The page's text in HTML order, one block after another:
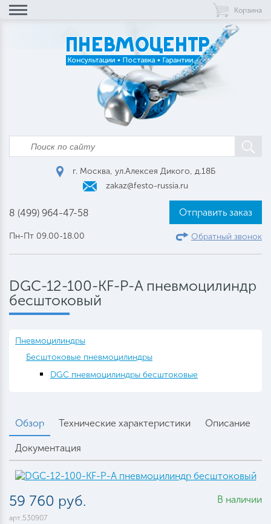
Корзина
г. Москва, ул.Алексея Дикого, д.18Б
zakaz@festo-russia.ru
8 (499) 964-47-58
Пн-Пт 09.00-18.00
Отправить заказ
Обратный звонок
DGC-12-100-KF-P-A пневмоцилиндр
бесштоковый
Пневмоцилиндры
Бесштоковые пневмоцилиндры
DGC пневмоцилиндры бесштоковые
Обзор Технические характеристики Описание
Документация
59 760 руб.
арт.530907
В наличии